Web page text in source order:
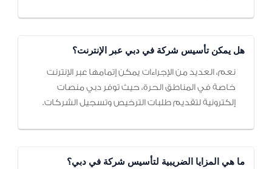
هل يمكن تأسيس شركة في دبي عبر الإنترنت؟
نعم، العديد من الإجراءات يمكن إتمامها عبر الإنترنت
خاصة في المناطق الحرة، حيث توفر دبي منصات
إلكترونية لتقديم طلبات الترخيص وتسجيل الشركات.
ما هي المزايا الضريبية لتأسيس شركة في دبي؟